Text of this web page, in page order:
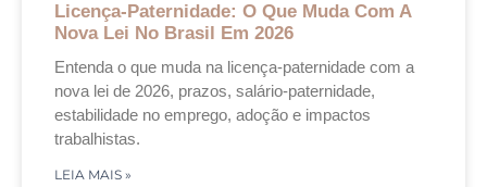
Licença-Paternidade: O Que Muda Com A
Nova Lei No Brasil Em 2026
Entenda o que muda na licença-paternidade com a
nova lei de 2026, prazos, salário-paternidade,
estabilidade no emprego, adoção e impactos
trabalhistas.
LEIA MAIS »